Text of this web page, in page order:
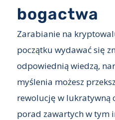
bogactwa
Zarabianie na
początku wydawać się
odpowiednią wiedzą,
myślenia możesz
rewolucję w lukratywną
porad zawartych w tym